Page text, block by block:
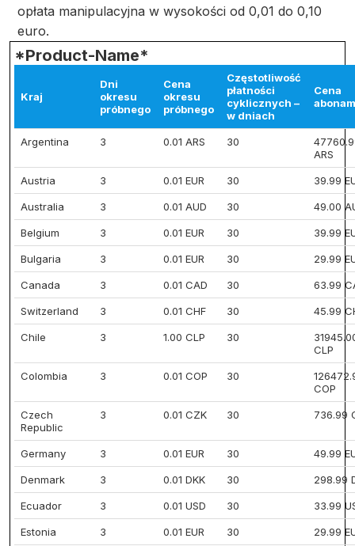
opłata manipulacyjna w wysokości od 0,01 do 0,10
euro.
*Product-Name*
Kraj
Dni
okresu
próbnego
Cena
okresu
próbnego
Częstotliwość
płatności
cyklicznych –
w dniach
Cena
Argentina 3 0.01 ARS 30
ARS
Austria 3 0.01 EUR 30 39.99
Australia 3 0.01 AUD 30 49.00
Belgium 3 0.01 EUR 30 39.99
Bulgaria 3 0.01 EUR 30 29.99
Canada 3 0.01 CAD 30 63.99
Switzerland 3 0.01 CHF 30 45.99
Chile 3 1.00 CLP 30
CLP
Colombia 3 0.01 COP 30
COP
Czech
Republic
3 0.01 CZK 30 736.99
Germany 3 0.01 EUR 30 49.99
Denmark 3 0.01 DKK 30 298.99
Ecuador 3 0.01 USD 30 33.99
Estonia 3 0.01 EUR 30 29.99